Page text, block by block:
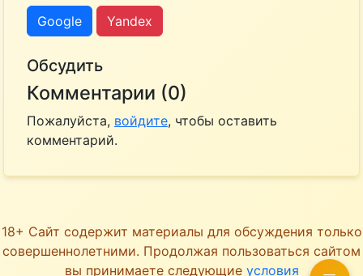
Google Yandex
Обсудить
Комментарии (0)
Пожалуйста, войдите, чтобы оставить
комментарий.
18+ Сайт содержит материалы для обсуждения только
совершеннолетними. Продолжая пользоваться сайтом
вы принимаете следующие условия